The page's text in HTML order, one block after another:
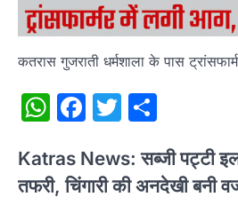
कतरास गुजराती धर्मशाला के पास
WhatsApp
Facebook
Twitter
Katras News: सब्जी पट्टी
तफरी, चिंगारी की अनदेखी बनी